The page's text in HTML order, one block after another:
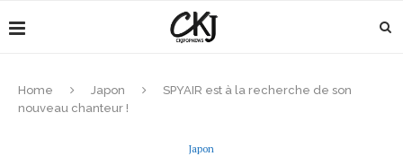
Home Japon
SPYAIR est à la recherche de son
nouveau chanteur !
Japon